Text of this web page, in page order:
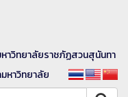
าวิทยาลัยราชภัฏสวนสุนันทา
หาวิทยาลัย